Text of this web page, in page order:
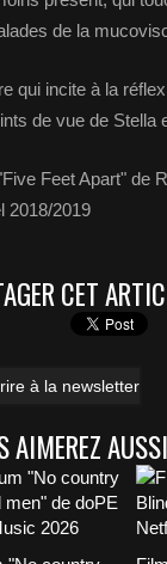
de la
qui incite à la
de vue de Stella
Feet Apart" de
2018/2019
CET
à la newsletter
AIMEREZ